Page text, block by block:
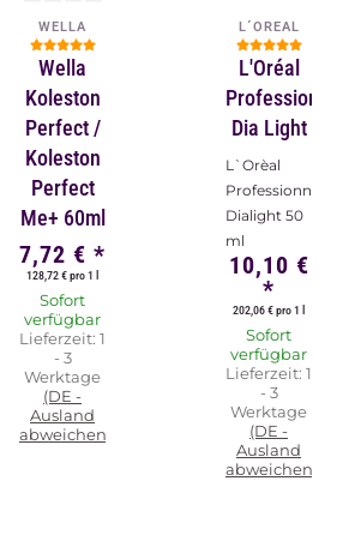
WELLA
Wella
Koleston
Perfect /
Koleston
Perfect
Me+ 60ml
7,72 € *
128,72 € pro 1 l
Sofort
verfügbar
Lieferzeit: 1
- 3
Werktage
(DE -
Ausland
abweichend)
L´OREAL
L'Oréal
Professionnel
Dia Light
L`Orèal
Professionnel
Dialight 50
ml
10,10 €
*
202,06 € pro 1 l
Sofort
verfügbar
Lieferzeit: 1
- 3
Werktage
(DE -
Ausland
abweichend)